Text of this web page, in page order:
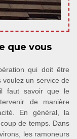
que vous
qui doit être
un service de
faut savoir que le
de manière
En général, la
de temps. Dans
les ramoneurs